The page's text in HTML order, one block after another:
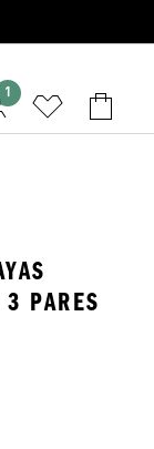
1
3 PARES